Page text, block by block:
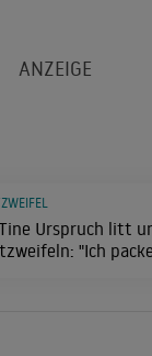
Urspruch litt
"Ich